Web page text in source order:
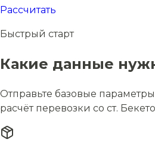
Рассчитать
Быстрый старт
Какие данные
Отправьте базовые
расчёт перевозки со ст.